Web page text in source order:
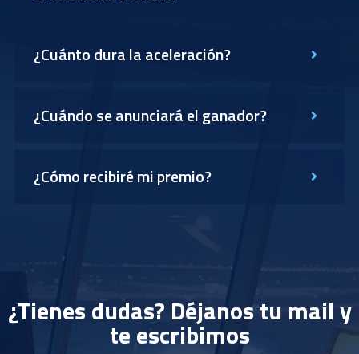
¿Cuánto dura la aceleración?
¿Cuándo se anunciará el ganador?
¿Cómo recibiré mi premio?
¿Tienes dudas? Déjanos tu mail y
te escribimos